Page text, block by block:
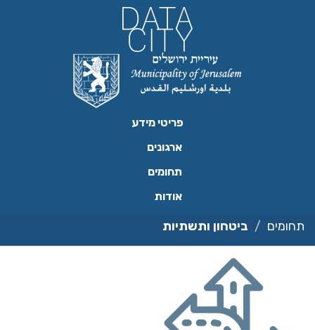
פריטי מידע
ארגונים
תחומים
אודות
תחומים ביטחון ותשתיות